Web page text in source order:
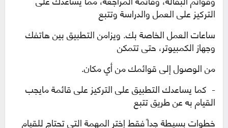
التركيز على العمل والدراسة وتتبع
ساعات العمل الخاصة بك. ويزامن التطبيق بين هاتفك
وجهاز الكمبيوتر، حتى تتمكن
من الوصول إلى قوائمك من أي مكان.
- كما يساعدك التطبيق على التركيز على قائمة مايجب
القيام به عن طريق تتبع
خطوات بسيطة جداًفقط إختر المهمة التي تحتاج للقيام